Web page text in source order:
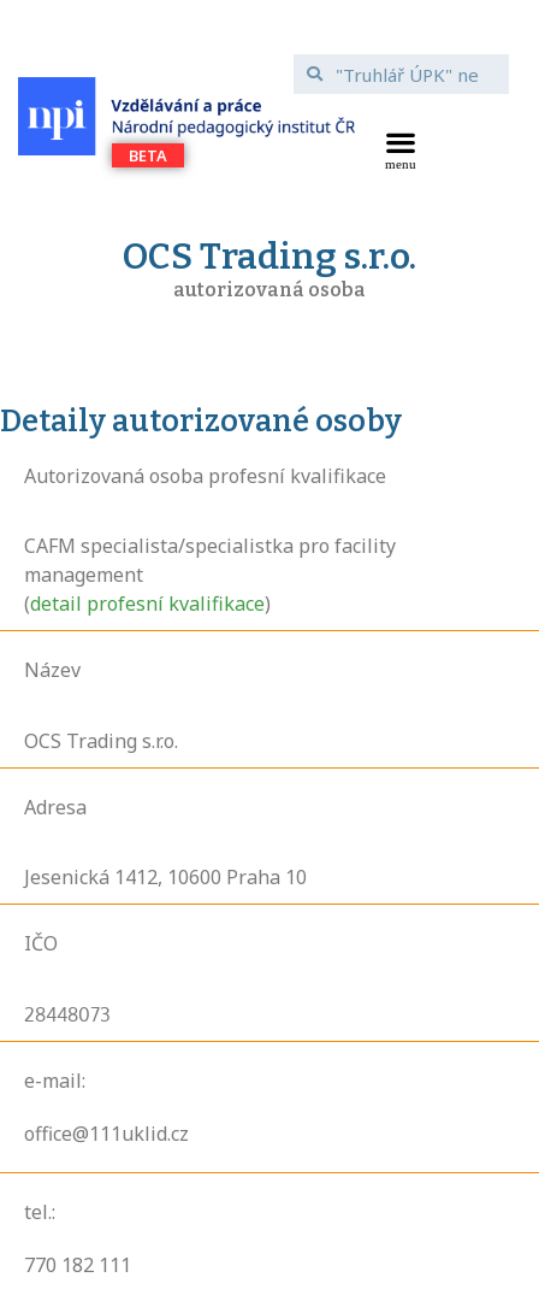
OCS Trading s.r.o.
autorizovaná osoba
Detaily autorizované osoby
Autorizovaná osoba profesní kvalifikace
CAFM specialista/specialistka pro facility
management
(detail profesní kvalifikace)
Název
OCS Trading s.r.o.
Adresa
Jesenická 1412, 10600 Praha 10
IČO
28448073
e-mail:
office@111uklid.cz
tel.:
770 182 111